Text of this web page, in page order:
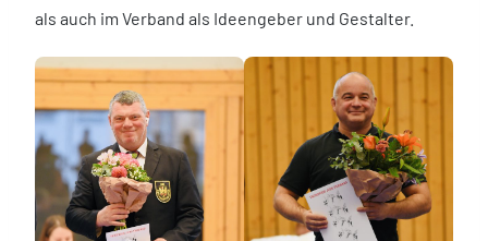
als auch im Verband als Ideengeber und Gestalter.